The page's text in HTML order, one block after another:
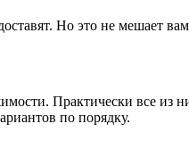
Но это не мешает
Практически все
по порядку.